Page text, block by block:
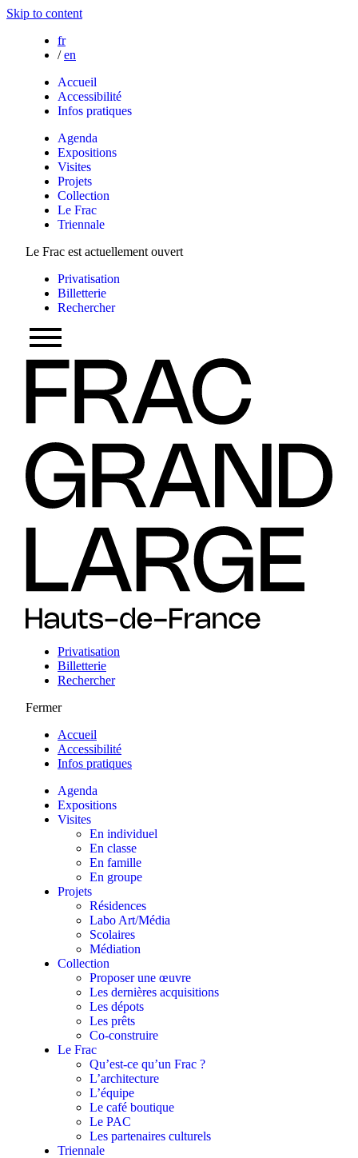
Skip to content
fr
/ en
Accueil
Accessibilité
Infos pratiques
Agenda
Expositions
Visites
Projets
Collection
Le Frac
Triennale
Le Frac est actuellement ouvert
Privatisation
Billetterie
Rechercher
Privatisation
Billetterie
Rechercher
Fermer
Accueil
Accessibilité
Infos pratiques
Agenda
Expositions
Visites
En individuel
En classe
En famille
En groupe
Projets
Résidences
Labo Art/Média
Scolaires
Médiation
Collection
Proposer une œuvre
Les dernières acquisitions
Les dépots
Les prêts
Co-construire
Le Frac
Qu’est-ce qu’un Frac ?
L’architecture
L’équipe
Le café boutique
Le PAC
Les partenaires culturels
Triennale